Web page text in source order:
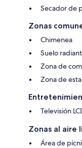
Secador de
Zonas
Chimenea
Suelo
Zona de
Zona de
Televisión
Zonas al aire
Área de